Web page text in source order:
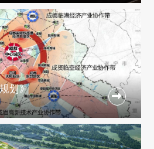
划》
